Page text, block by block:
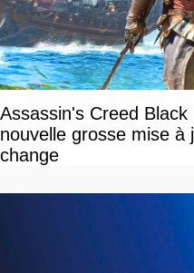
Assassin's Creed
nouvelle grosse mise à
change